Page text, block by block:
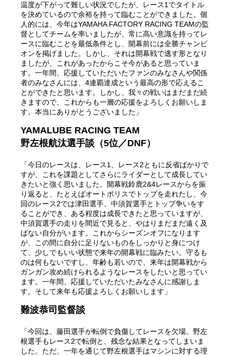
温度が下がって難しい状況でしたが、レース1でタイトル
を決めているので余裕を持って臨むことができました。個
人的には、今年はYAMAHA FACTORY RACING TEAMの監
督としてチームを率いましたが、常に高い意識を持ってレ
ースに臨むことを最低条件とし、開幕前には全勝チャンピ
オンを掲げました。しかし、それは開幕戦で逃す形となり
ましたが、これがあったからこそ今があると思っていま
す。一年間、応援していただいたファンのみなさんや関係
者のみなさんには、4連覇達成という最高の形で応えるこ
とができたと思います。しかし、我々の戦いはまだまだ続
きますので、これからも一層の応援をよろしくお願いしま
す。本当にありがとうございました」
YAMALUBE RACING TEAM
野左根航汰選手談（5位／DNF）
「今日のレースは、レース1、レース2ともに反省ばかりで
すが、これを課題としてさらにライダーとして成長してい
きたいと強く思いました。開幕戦鈴鹿2&4レースからを振
り返ると、たとえばオートポリスでトップを走れたし、今
回のレース2では津田選手、中須賀選手とトップ争いをす
ることができ、ある程度は成長できたと思っていますが、
中須賀選手の走りを間近で見ると、やはりまだまだ遠く及
ばない自分がいます。これからシーズンオフになります
が、この間に自分に足りないものをしっかりと身につけ
て、少しでもいい状態で来年の開幕戦に臨みたい。守るも
のは何もないですし、年齢も若いので、来年は開幕戦から
ガンガン攻め続けられるようなレースをしたいと思ってい
ます。一年間、応援していただいたみなさんに感謝しま
す。そして来年も応援よろしくお願いします」
難波恭司監督談
「今回は、藤田選手が転倒で負傷してレースを欠場。野左
根選手もレース2で転倒と、残念な結果となってしまいま
した。ただ、一年を通じて野左根選手はマシンに対する理